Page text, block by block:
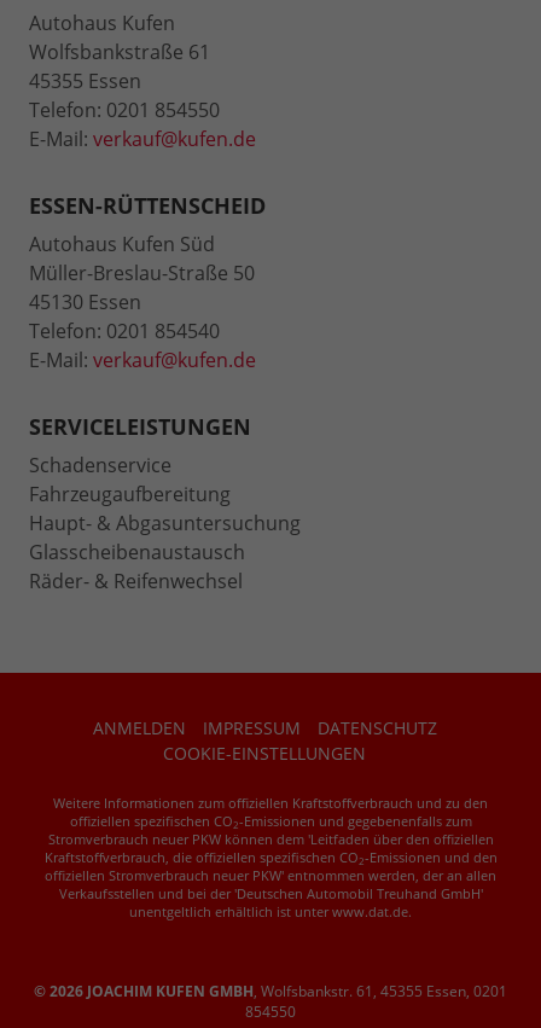
Autohaus Kufen
Wolfsbankstraße 61
45355 Essen
Telefon: 0201 854550
E-Mail: verkauf@kufen.de
ESSEN-RÜTTENSCHEID
Autohaus Kufen Süd
Müller-Breslau-Straße 50
45130 Essen
Telefon: 0201 854540
E-Mail: verkauf@kufen.de
SERVICELEISTUNGEN
Schadenservice
Fahrzeugaufbereitung
Haupt- & Abgasuntersuchung
Glasscheibenaustausch
Räder- & Reifenwechsel
ANMELDEN IMPRESSUM
DATENSCHUTZ
COOKIE-EINSTELLUNGEN
Weitere Informationen zum offiziellen Kraftstoffverbrauch und zu den
offiziellen spezifischen CO 2-Emissionen und gegebenenfalls zum
Stromverbrauch neuer PKW können dem 'Leitfaden über den offiziellen
Kraftstoffverbrauch, die offiziellen spezifischen CO 2-Emissionen und den
offiziellen Stromverbrauch neuer PKW' entnommen werden, der an allen
Verkaufsstellen und bei der 'Deutschen Automobil Treuhand GmbH'
unentgeltlich erhältlich ist unter www.dat.de.
© 2026 JOACHIM KUFEN GMBH, Wolfsbankstr. 61 , 45355 Essen, 0201
854550